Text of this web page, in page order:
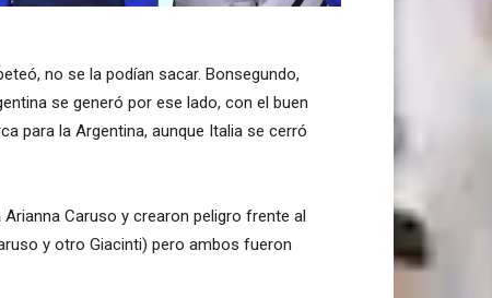
no se la podían sacar. Bonsegundo,
se generó por ese lado, con el buen
para la Argentina, aunque Italia se cerró
Caruso y crearon peligro frente al
y otro Giacinti) pero ambos fueron